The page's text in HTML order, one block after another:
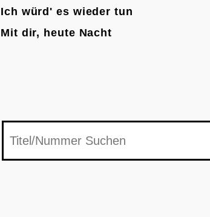
Ich würd' es wieder tun
Mit dir, heute Nacht